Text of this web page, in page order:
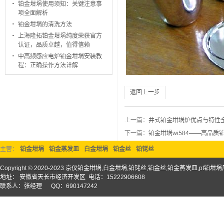
铂金坩埚使用须知：关键注意事
项全面解析
铂金坩埚的清洗方法
上海隆拓铂金坩埚纯度荣获官方
认证，品质卓越，值得信赖
中高频感应电炉铂金坩埚安装教
程：正确操作方法详解
返回上一步
上一篇：井式铂金坩埚炉优点与特性
下一篇：铂金坩埚wi584——高品质
主营： 铂金坩埚 铂金蒸发皿 白金坩埚 铂金丝 铂铑丝
Copyright © 2020-2023 京仪铂金坩埚,白金坩埚,铂铑丝,铂金丝,铂金蒸发皿,pt铂坩埚
地址： 安徽省天长市经济开发区 电话：15222906608
联系人：张经理 QQ：690147242